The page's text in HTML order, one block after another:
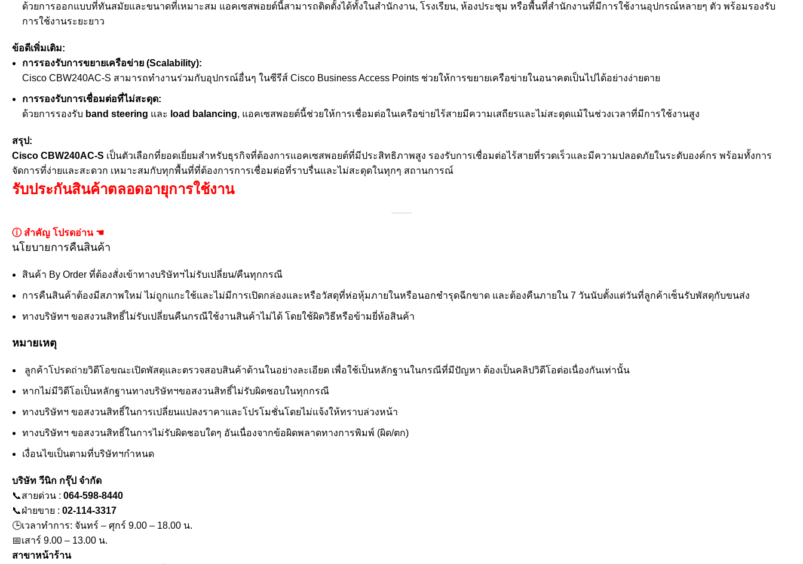
ด้วยการออกแบบที่ทันสมัยและขนาดที่เหมาะสม แอคเซสพอยต์นี้สามารถติดตั้งได้ทั้งในสำนักงาน, โรงเรียน, ห้องประชุม หรือพื้นที่สำนักงานที่มีการใช้งานอุปกรณ์หลายๆ ตัว พร้อมรองรับ
การใช้งานระยะยาว
ข้อดีเพิ่มเติม:
การรองรับการขยายเครือข่าย (Scalability):
Cisco CBW240AC-S สามารถทำงานร่วมกับอุปกรณ์อื่นๆ ในซีรีส์ Cisco Business Access Points ช่วยให้การขยายเครือข่ายในอนาคตเป็นไปได้อย่างง่ายดาย
การรองรับการเชื่อมต่อที่ไม่สะดุด:
ด้วยการรองรับ band steering และ load balancing, แอคเซสพอยต์นี้ช่วยให้การเชื่อมต่อในเครือข่ายไร้สายมีความเสถียรและไม่สะดุดแม้ในช่วงเวลาที่มีการใช้งานสูง
สรุป:
Cisco CBW240AC-S เป็นตัวเลือกที่ยอดเยี่ยมสำหรับธุรกิจที่ต้องการแอคเซสพอยต์ที่มีประสิทธิภาพสูง รองรับการเชื่อมต่อไร้สายที่รวดเร็วและมีความปลอดภัยในระดับองค์กร พร้อมทั้งการ
จัดการที่ง่ายและสะดวก เหมาะสมกับทุกพื้นที่ที่ต้องการการเชื่อมต่อที่ราบรื่นและไม่สะดุดในทุกๆ สถานการณ์
รับประกันสินค้าตลอดอายุการใช้งาน
ⓘ สำคัญ โปรดอ่าน ☚
นโยบายการคืนสินค้า
สินค้า By Order ที่ต้องสั่งเข้าทางบริษัทฯไม่รับเปลี่ยน/คืนทุกกรณี
การคืนสินค้าต้องมีสภาพใหม่ ไม่ถูกแกะใช้และไม่มีการเปิดกล่องและหรือวัสดุที่ห่อหุ้มภายในหรือนอกชำรุดฉีกขาด และต้องคืนภายใน 7 วันนับตั้งแต่วันที่ลูกค้าเซ็นรับพัสดุกับขนส่ง
ทางบริษัทฯ ขอสงวนสิทธิ์ไม่รับเปลี่ยนคืนกรณีใช้งานสินค้าไม่ได้ โดยใช้ผิดวิธีหรือข้ามยี่ห้อสินค้า
หมายเหตุ
ลูกค้าโปรดถ่ายวิดีโอขณะเปิดพัสดุและตรวจสอบสินค้าด้านในอย่างละเอียด เพื่อใช้เป็นหลักฐานในกรณีที่มีปัญหา ต้องเป็นคลิปวิดีโอต่อเนื่องกันเท่านั้น
หากไม่มีวิดีโอเป็นหลักฐานทางบริษัทฯขอสงวนสิทธิ์ไม่รับผิดชอบในทุกกรณี
ทางบริษัทฯ ขอสงวนสิทธิ์ในการเปลี่ยนแปลงราคาและโปรโมชั่นโดยไม่แจ้งให้ทราบล่วงหน้า
ทางบริษัทฯ ขอสงวนสิทธิ์ในการไม่รับผิดชอบใดๆ อันเนื่องจากข้อผิดพลาดทางการพิมพ์ (ผิด/ตก)
เงื่อนไขเป็นตามที่บริษัทฯกำหนด
บริษัท วีนิก กรุ๊ป จำกัด
📞สายด่วน : 064-598-8440
📞ฝ่ายขาย : 02-114-3317
🕒เวลาทำการ: จันทร์ – ศุกร์ 9.00 – 18.00 น.
📅เสาร์ 9.00 – 13.00 น.
สาขาหน้าร้าน